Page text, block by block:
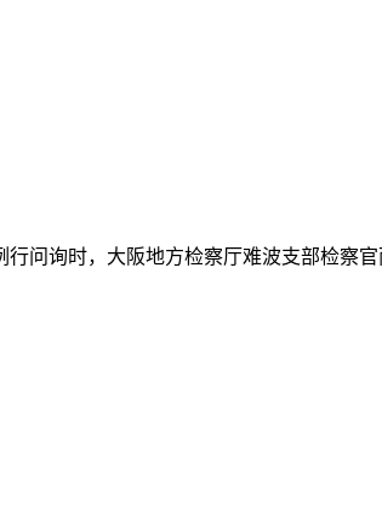
问询时，大阪地方检察厅难波支部检察